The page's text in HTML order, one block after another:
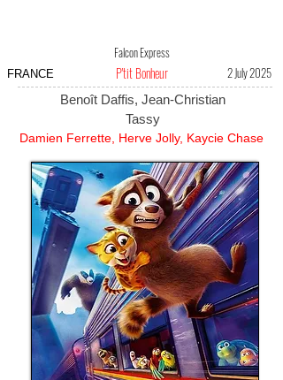
Falcon Express
FRANCE P'tit Bonheur 2 July 2025
Benoît Daffis, Jean-Christian
Tassy
Damien Ferrette, Herve Jolly, Kaycie Chase